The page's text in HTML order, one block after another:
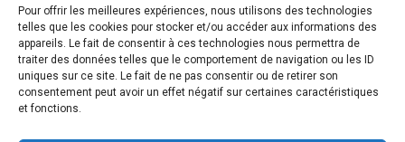
Pour offrir les meilleures expériences, nous utilisons des technologies
telles que les cookies pour stocker et/ou accéder aux informations des
appareils. Le fait de consentir à ces technologies nous permettra de
traiter des données telles que le comportement de navigation ou les ID
uniques sur ce site. Le fait de ne pas consentir ou de retirer son
consentement peut avoir un effet négatif sur certaines caractéristiques
et fonctions.
© 2026 GR5 Alpes. Espace Pro-Conditions générales de
vente- Mentions légales - Réalisation Com'online